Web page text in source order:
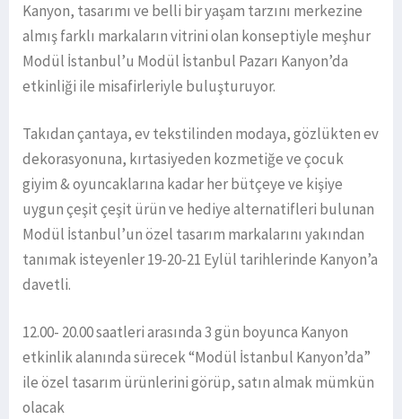
Kanyon, tasarımı ve belli bir yaşam tarzını merkezine
almış farklı markaların vitrini olan konseptiyle meşhur
Modül İstanbul’u Modül İstanbul Pazarı Kanyon’da
etkinliği ile misafirleriyle buluşturuyor.
Takıdan çantaya, ev tekstilinden modaya, gözlükten ev
dekorasyonuna, kırtasiyeden kozmetiğe ve çocuk
giyim & oyuncaklarına kadar her bütçeye ve kişiye
uygun çeşit çeşit ürün ve hediye alternatifleri bulunan
Modül İstanbul’un özel tasarım markalarını yakından
tanımak isteyenler 19-20-21 Eylül tarihlerinde Kanyon’a
davetli.
12.00- 20.00 saatleri arasında 3 gün boyunca Kanyon
etkinlik alanında sürecek “Modül İstanbul Kanyon’da”
ile özel tasarım ürünlerini görüp, satın almak mümkün
olacak